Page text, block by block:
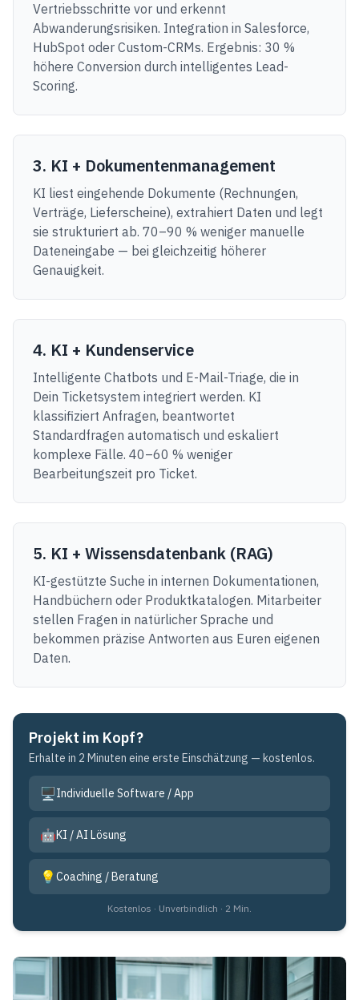
Vertriebsschritte vor und erkennt
Abwanderungsrisiken. Integration in Salesforce,
HubSpot oder Custom-CRMs. Ergebnis: 30 %
höhere Conversion durch intelligentes Lead-
Scoring.
3. KI + Dokumentenmanagement
KI liest eingehende Dokumente (Rechnungen,
Verträge, Lieferscheine), extrahiert Daten und legt
sie strukturiert ab. 70–90 % weniger manuelle
Dateneingabe — bei gleichzeitig höherer
Genauigkeit.
4. KI + Kundenservice
Intelligente Chatbots und E-Mail-Triage, die in
Dein Ticketsystem integriert werden. KI
klassifiziert Anfragen, beantwortet
Standardfragen automatisch und eskaliert
komplexe Fälle. 40–60 % weniger
Bearbeitungszeit pro Ticket.
5. KI + Wissensdatenbank (RAG)
KI-gestützte Suche in internen Dokumentationen,
Handbüchern oder Produktkatalogen. Mitarbeiter
stellen Fragen in natürlicher Sprache und
bekommen präzise Antworten aus Euren eigenen
Daten.
Projekt im Kopf?
Erhalte in 2 Minuten eine erste Einschätzung — kostenlos.
🖥️Individuelle Software / App
🤖KI / AI Lösung
💡 Coaching / Beratung
Kostenlos · Unverbindlich · 2 Min.